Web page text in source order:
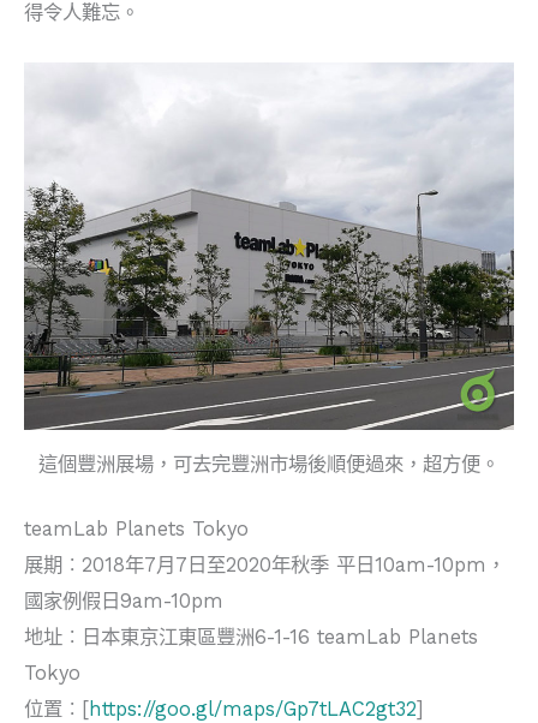
得令人難忘。
這個豐洲展場，可去完豐洲市場後順便過來，超方便。
teamLab Planets Tokyo
展期︰2018年7月7日至2020年秋季 平日10am-10pm，
國家例假日9am-10pm
地址︰日本東京江東區豐洲6-1-16 teamLab Planets
Tokyo
位置︰[ https://goo.gl/maps/Gp7tLAC2gt32]